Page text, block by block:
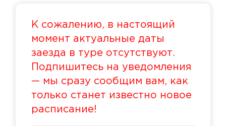
К сожалению, в настоящий
момент актуальные даты
заезда в туре отсутствуют.
Подпишитесь на уведомления
— мы сразу сообщим вам, как
только станет известно новое
расписание!